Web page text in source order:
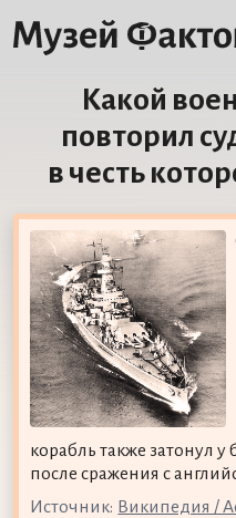
Какой
повторил
в честь
корабль также затонул
после сражения с
Источник: Википедия /